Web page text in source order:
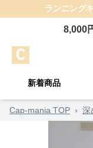
ランニング
8,000
新着商品
Cap-mania TOP › 深